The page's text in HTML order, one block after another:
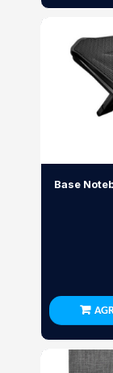
Base